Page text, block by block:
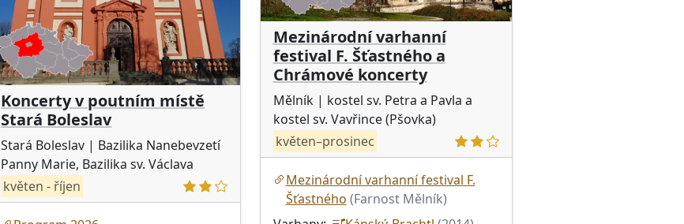
Koncerty v poutním místě
Stará Boleslav
Stará Boleslav | Bazilika Nanebevzetí
Panny Marie, Bazilika sv. Václava
květen - říjen
Mezinárodní varhanní
festival F. Šťastného a
Chrámové koncerty
Mělník | kostel sv. Petra a Pavla a
kostel sv. Vavřince (Pšovka)
květen–prosinec
Mezinárodní varhanní festival F.
Šťastného (Farnost Mělník)